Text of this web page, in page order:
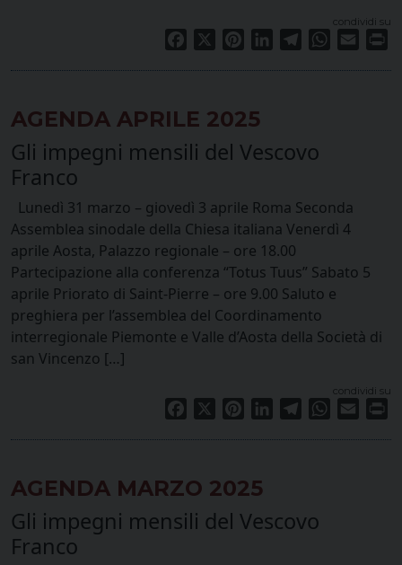
condividi su
Facebook PinterestLinkedInTelegramWhatsApp
Email
AGENDA APRILE 2025
Gli impegni mensili del Vescovo
Franco
Lunedì 31 marzo – giovedì 3 aprile Roma Seconda
Assemblea sinodale della Chiesa italiana Venerdì 4
aprile Aosta, Palazzo regionale – ore 18.00
Partecipazione alla conferenza “Totus Tuus” Sabato 5
aprile Priorato di Saint-Pierre – ore 9.00 Saluto e
preghiera per l’assemblea del Coordinamento
interregionale Piemonte e Valle d’Aosta della Società di
san Vincenzo […]
condividi su
Facebook PinterestLinkedInTelegramWhatsApp
Email
AGENDA MARZO 2025
Gli impegni mensili del Vescovo
Franco